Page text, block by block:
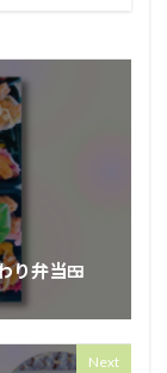
り弁当🍱
Next